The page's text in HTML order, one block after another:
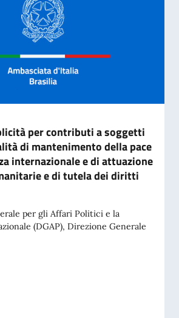
per contributi a soggetti
di mantenimento della pace
internazionale e di attuazione
e di tutela dei diritti
per gli Affari Politici e la
(DGAP), Direzione Generale
per contributi a soggetti privati per